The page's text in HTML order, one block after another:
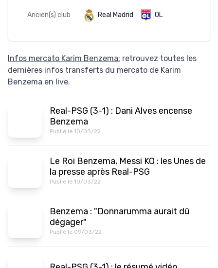
Ancien(s) club Real Madrid OL
Infos mercato Karim Benzema: retrouvez toutes les
dernières infos transferts du mercato de Karim
Benzema en live.
Real-PSG (3-1) : Dani Alves encense
Benzema
Publié le 10/03/22
Le Roi Benzema, Messi KO : les Unes de
la presse après Real-PSG
Publié le 10/03/22
Benzema : "Donnarumma aurait dû
dégager"
Publié le 09/03/22